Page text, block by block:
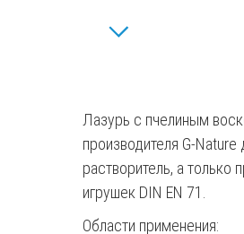
Лазурь с пчелиным
производителя G-
растворитель, а только
игрушек DIN EN 71.
Области применения: